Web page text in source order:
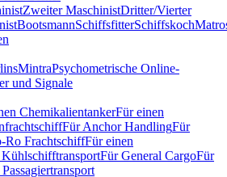
Zweiter MaschinistDritter/Vierter
BootsmannSchiffsfitterSchiffskoch
MintraPsychometrische Online-
und Signale
ChemikalientankerFür einen
Für Anchor HandlingFür
Ro FrachtschiffFür einen
Für General CargoFür